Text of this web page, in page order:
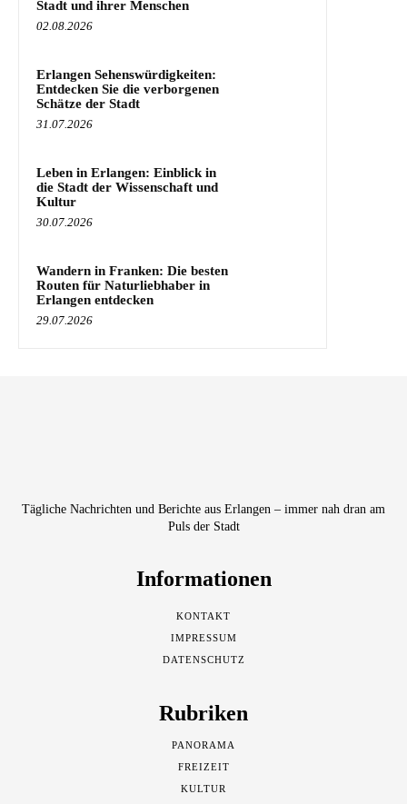
Stadt und ihrer Menschen
02.08.2026
Erlangen Sehenswürdigkeiten:
Entdecken Sie die verborgenen
Schätze der Stadt
31.07.2026
Leben in Erlangen: Einblick in
die Stadt der Wissenschaft und
Kultur
30.07.2026
Wandern in Franken: Die besten
Routen für Naturliebhaber in
Erlangen entdecken
29.07.2026
Tägliche Nachrichten und Berichte aus Erlangen – immer nah dran am
Puls der Stadt
Informationen
KONTAKT
IMPRESSUM
DATENSCHUTZ
Rubriken
PANORAMA
FREIZEIT
KULTUR